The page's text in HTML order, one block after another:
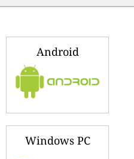
Android
Windows PC